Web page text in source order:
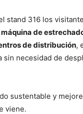
stand 316 los
de
de distribución,
necesidad de
sustentable y
viene.